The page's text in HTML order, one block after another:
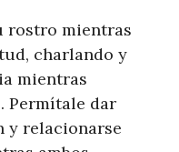
rostro mientras
charlando y
mientras
Permítale dar
y relacionarse